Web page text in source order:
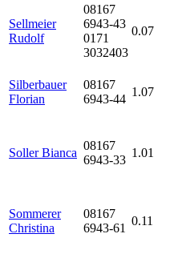
Sellmeier
Rudolf
08167
6943-43
0171
3032403
0.07
Silberbauer
Florian
08167
6943-44
1.07
Soller Bianca
08167
6943-33
1.01
Sommerer
Christina
08167
6943-61
0.11